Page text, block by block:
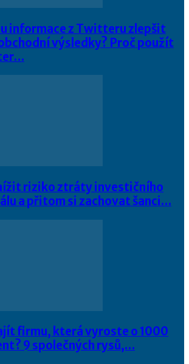
informace z Twitteru zlepšit
výsledky? Proč použít
riziko ztráty investičního
a přitom si zachovat šanci…
firmu, která vyroste o 1000
9 společných rysů,…